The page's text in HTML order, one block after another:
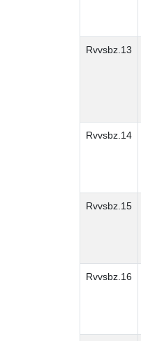
Rvvsbz.13
Rvvsbz.14
Rvvsbz.15
Rvvsbz.16